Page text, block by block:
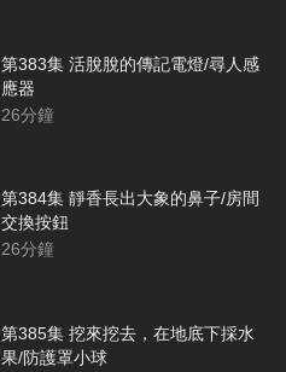
第383集 活脫脫的傳記電燈/尋人感
應器
26分鐘
第384集 靜香長出大象的鼻子/房間
交換按鈕
26分鐘
第385集 挖來挖去，在地底下採水
果/防護罩小球